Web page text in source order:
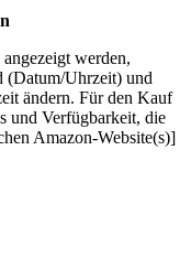
werden,
(Datum/Uhrzeit) und
ändern. Für den Kauf
und Verfügbarkeit, die
Amazon-Website(s)]